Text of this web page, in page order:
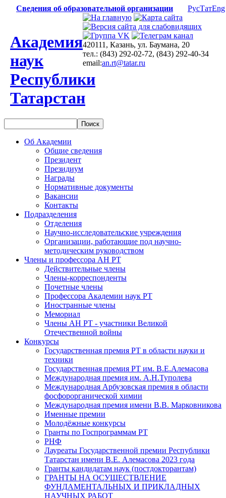
Сведения об образовательной организации РусТатEng
Академия
наук
Республики
Татарстан
420111, Казань, ул. Баумана, 20
тел.: (843) 292-02-72, (843) 292-40-34
email:an.rt@tatar.ru
Об Академии
Общие сведения
Президент
Президиум
Награды
Нормативные документы
Вакансии
Контакты
Подразделения
Отделения
Научно-исследовательские учреждения
Организации, работающие под научно-
методическим руководством
Члены и профессора АН РТ
Действительные члены
Члены-корреспонденты
Почетные члены
Профессора Академии наук РТ
Иностранные члены
Мемориал
Члены АН РТ - участники Великой
Отечественной войны
Конкурсы
Государственная премия РТ в области науки и
техники
Государственная премия РТ им. В.Е.Алемасова
Международная премия им. А.Н.Туполева
Международная Арбузовская премия в области
фосфорорганической химии
Международная премия имени В.В. Марковникова
Именные премии
Молодёжные конкурсы
Гранты по Госпрограммам РТ
РНФ
Лауреаты Государственной премии Республики
Татарстан имени В.Е. Алемасова 2023 года
Гранты кандидатам наук (постдокторантам)
ГРАНТЫ НА ОСУЩЕСТВЛЕНИЕ
ФУНДАМЕНТАЛЬНЫХ И ПРИКЛАДНЫХ
НАУЧНЫХ РАБОТ